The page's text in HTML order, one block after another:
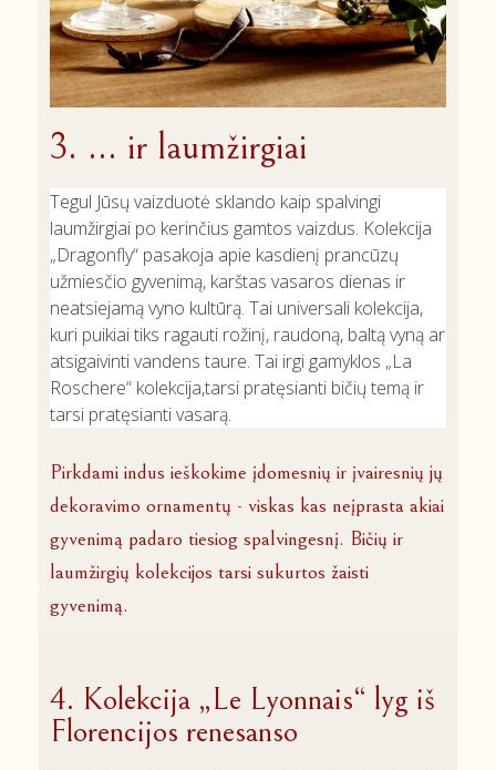
3. ... ir laumžirgiai
Tegul Jūsų vaizduotė sklando kaip spalvingi
laumžirgiai po kerinčius gamtos vaizdus. Kolekcija
„Dragonfly“ pasakoja apie kasdienį prancūzų
užmiesčio gyvenimą, karštas vasaros dienas ir
neatsiejamą vyno kultūrą. Tai universali kolekcija,
kuri puikiai tiks ragauti rožinį, raudoną, baltą vyną ar
atsigaivinti vandens taure. Tai irgi gamyklos „La
Roschere“ kolekcija,tarsi pratęsianti bičių temą ir
tarsi pratęsianti vasarą.
Pirkdami indus ieškokime įdomesnių ir įvairesnių jų
dekoravimo ornamentų - viskas kas neįprasta akiai
gyvenimą padaro tiesiog spalvingesnį. Bičių ir
laumžirgių kolekcijos tarsi sukurtos žaisti
gyvenimą.
4. Kolekcija „Le Lyonnais“ lyg iš
Florencijos renesanso